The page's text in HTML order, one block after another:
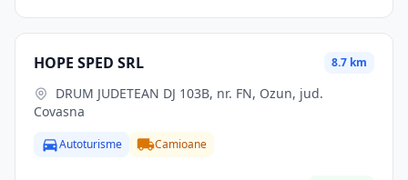
HOPE SPED SRL 8.7 km
Covasna
Autoturisme Camioane